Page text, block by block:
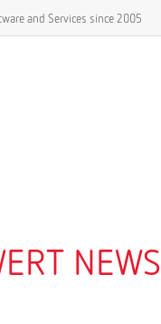
and Services since 2005
NEWS